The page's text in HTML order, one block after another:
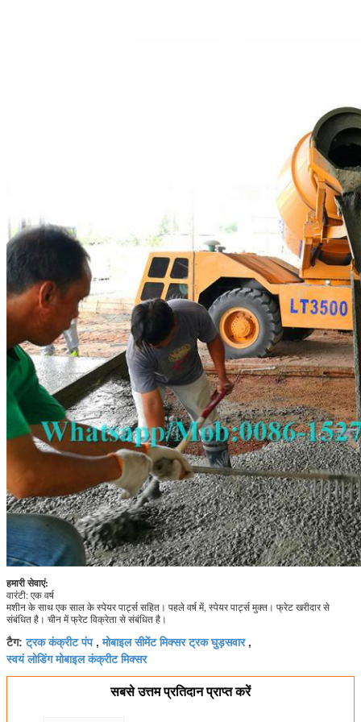
हमारी सेवाएं:
वारंटी: एक वर्ष
मशीन के साथ एक साल के स्पेयर पार्ट्स सहित। पहले वर्ष में, स्पेयर पार्ट्स मुक्त। फ्रेट खरीदार से
संबंधित है। चीन में फ्रेट विक्रेता से संबंधित है।
टैग:ट्रक कंक्रीट पंप,मोबाइल सीमेंट मिक्सर ट्रक घुड़सवार,
स्वयं लोडिंग मोबाइल कंक्रीट मिक्सर
सबसे उत्तम प्रतिदान प्राप्त करें